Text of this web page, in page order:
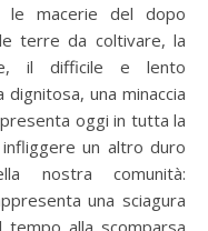
le macerie del dopo
terre da coltivare, la
il difficile e lento
una minaccia
oggi in tutta la
un altro duro
nostra comunità:
una sciagura